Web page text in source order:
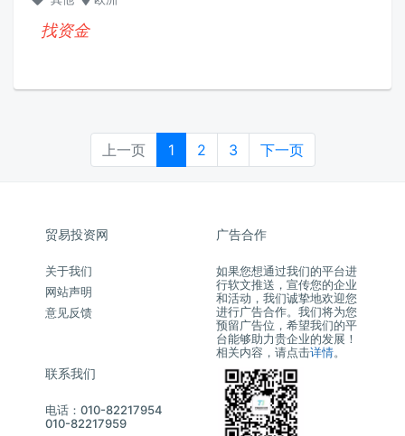
找资金
上一页 1 2 3 下一页
贸易投资网
关于我们
网站声明
意见反馈
广告合作
如果您想通过我们的平台进
行软文推送，宣传您的企业
和活动，我们诚挚地欢迎您
进行广告合作。我们将为您
预留广告位，希望我们的平
台能够助力贵企业的发展！
相关内容，请点击详情。
联系我们
电话：010-82217954
010-82217959